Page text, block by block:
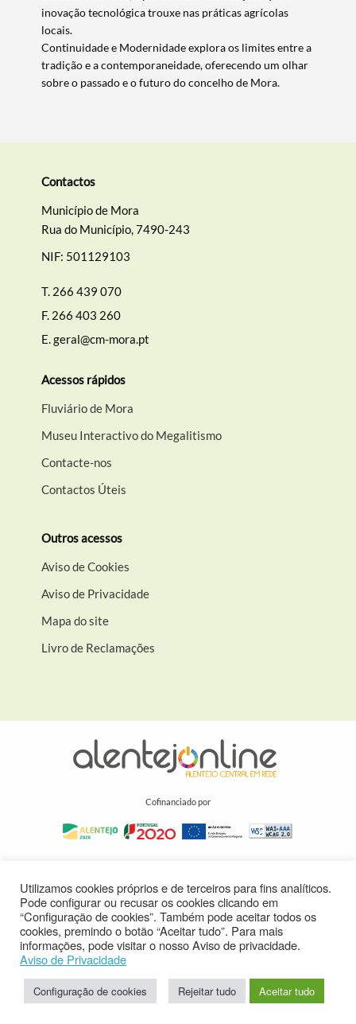
Categorias gerais
Filtros
inovação tecnológica trouxe nas práticas agrícolas
locais.
Continuidade e Modernidade explora os limites entre a
tradição e a contemporaneidade, oferecendo um olhar
sobre o passado e o futuro do concelho de Mora.
Contactos
Município de Mora
Rua do Município, 7490-243
NIF: 501129103
T. 266 439 070
F. 266 403 260
E.geral@cm-mora.pt
Acessos rápidos
Fluviário de Mora
Museu Interactivo do Megalitismo
Contacte-nos
Contactos Úteis
Outros acessos
Aviso de Cookies
Aviso de Privacidade
Mapa do site
Livro de Reclamações
Cofinanciado por
Utilizamos cookies próprios e de terceiros para fins analíticos.
Pode configurar ou recusar os cookies clicando em
“Configuração de cookies”. Também pode aceitar todos os
cookies, premindo o botão “Aceitar tudo”. Para mais
informações, pode visitar o nosso Aviso de privacidade.
Aviso de Privacidade
Configuração de cookies Rejeitar tudo Aceitar tudo